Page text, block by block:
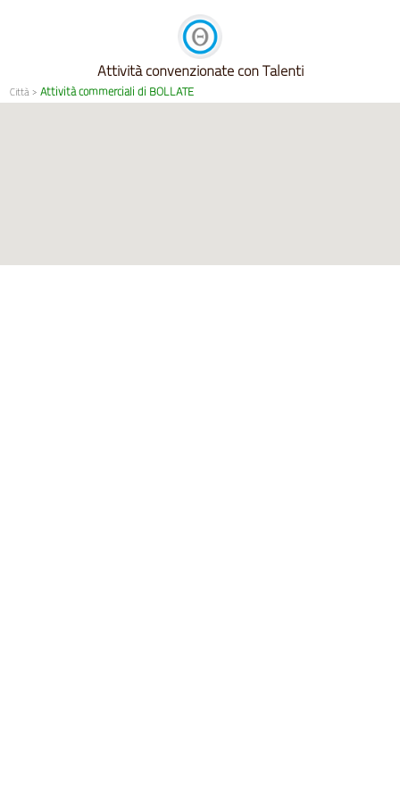
Attività convenzionate con Talenti
Città >Attività commerciali di BOLLATE